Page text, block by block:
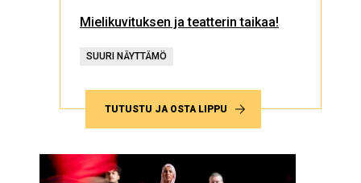
Mielikuvituksen ja teatterin taikaa!
SUURI NÄYTTÄMÖ
TUTUSTU JA OSTA LIPPU